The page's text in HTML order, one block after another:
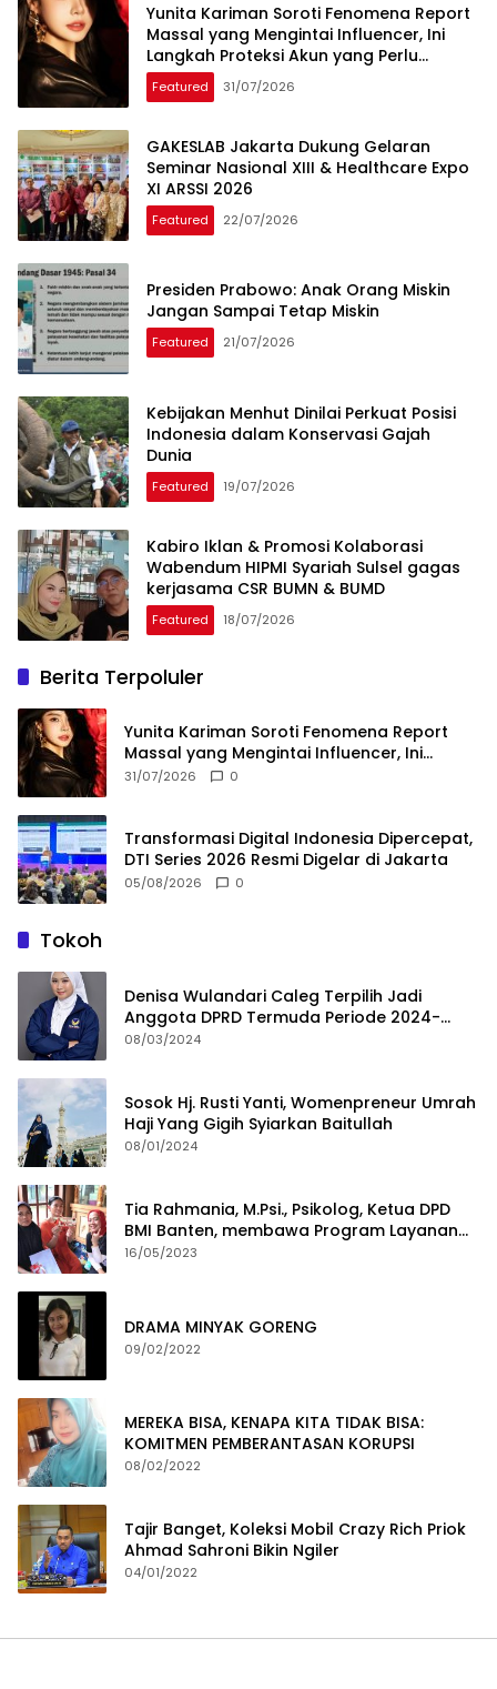
Yunita Kariman Soroti Fenomena Report
Massal yang Mengintai Influencer, Ini
Langkah Proteksi Akun yang Perlu
Diketahui
Featured 31/07/2026
GAKESLAB Jakarta Dukung Gelaran
Seminar Nasional XIII & Healthcare Expo
XI ARSSI 2026
Featured 22/07/2026
Presiden Prabowo: Anak Orang Miskin
Jangan Sampai Tetap Miskin
Featured 21/07/2026
Kebijakan Menhut Dinilai Perkuat Posisi
Indonesia dalam Konservasi Gajah
Dunia
Featured 19/07/2026
Kabiro Iklan & Promosi Kolaborasi
Wabendum HIPMI Syariah Sulsel gagas
kerjasama CSR BUMN & BUMD
Featured 18/07/2026
Berita Terpoluler
Yunita Kariman Soroti Fenomena Report
Massal yang Mengintai Influencer, Ini
Langkah Proteksi Akun yang Perlu Diketahui
31/07/2026 0
Transformasi Digital Indonesia Dipercepat,
DTI Series 2026 Resmi Digelar di Jakarta
05/08/2026 0
Tokoh
Denisa Wulandari Caleg Terpilih Jadi
Anggota DPRD Termuda Periode 2024-
2029
08/03/2024
Sosok Hj. Rusti Yanti, Womenpreneur Umrah
Haji Yang Gigih Syiarkan Baitullah
08/01/2024
Tia Rahmania, M.Psi., Psikolog, Ketua DPD
BMI Banten, membawa Program Layanan
Pembuatan Dokumen Kependudukan
16/05/2023
DRAMA MINYAK GORENG
09/02/2022
MEREKA BISA, KENAPA KITA TIDAK BISA:
KOMITMEN PEMBERANTASAN KORUPSI
08/02/2022
Tajir Banget, Koleksi Mobil Crazy Rich Priok
Ahmad Sahroni Bikin Ngiler
04/01/2022